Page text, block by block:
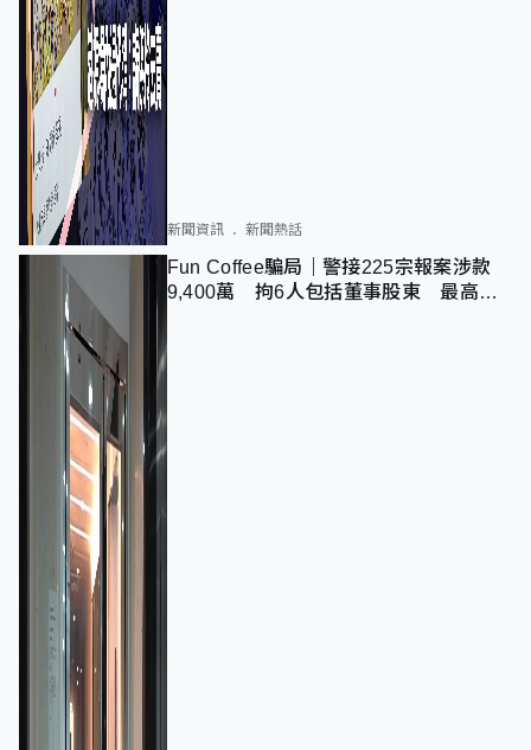
新聞資訊 新聞熱話
Fun Coffee騙局｜警接225宗報案涉款
9,400萬 拘6人包括董事股東 最高金